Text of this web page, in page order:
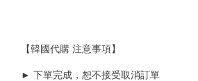
【韓國代購 注意事項】
► 下單完成，恕不接受取消訂單